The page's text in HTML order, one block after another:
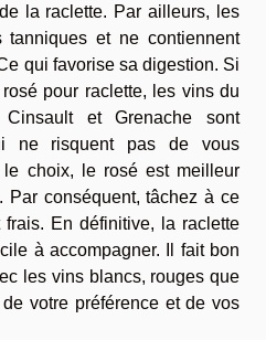
la raclette. Par ailleurs, les
et ne contiennent
qui favorise sa digestion. Si
pour raclette, les vins du
et Grenache sont
ne risquent pas de vous
le choix, le rosé est meilleur
Par conséquent, tâchez à ce
En définitive, la raclette
à accompagner. Il fait bon
les vins blancs, rouges que
votre préférence et de vos